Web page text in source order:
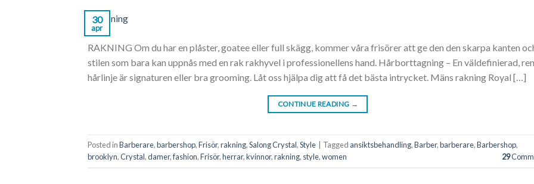
30
apr
RAKNING Om du har en plåster, goatee eller full skägg, kommer våra frisörer att ge den den skarpa kanten
stilen som bara kan uppnås med en rak rakhyvel i professionellens hand. Hårborttagning – En väldefinierad, ren
hårlinje är signaturen eller bra grooming. Låt oss hjälpa dig att få det bästa intrycket. Mäns rakning Royal […]
CONTINUE READING →
Posted inBarberare,barbershop,Frisör,rakning,Salong Crystal,Style Tagged ansiktsbehandling,Barber,barberare,Barbershop,
brooklyn,Crystal,damer,fashion,Frisör,herrar,kvinnor,rakning, style,women 29